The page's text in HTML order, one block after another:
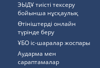
ЭЫДҰ тиісті тексеру
бойынша нұсқаулық
Өтініштерді онлайн
түрінде беру
ҰБО іс-шаралар жоспары
Аударма мен
сараптамалар